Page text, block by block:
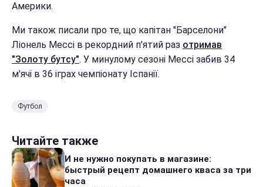
Америки.
Ми також писали про те, що капітан "Барселони"
Ліонель Мессі в рекордний п'ятий раз отримав
"Золоту бутсу". У минулому сезоні Мессі забив 34
м'ячі в 36 іграх чемпіонату Іспанії.
Футбол
Читайте также
И не нужно покупать в магазине:
быстрый рецепт домашнего кваса за три
часа